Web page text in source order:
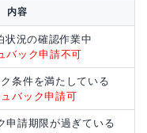
内容
状況の確認作業中
バック申請不可
条件を満たしている
バック申請可
申請期限が過ぎている